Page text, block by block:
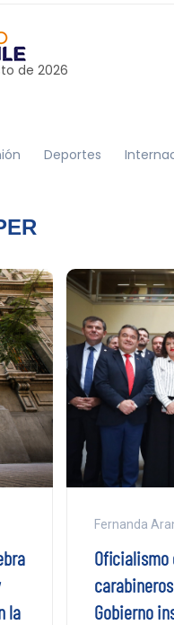
de 2026
Deportes
la
Fernanda
Oficialismo
Gobierno